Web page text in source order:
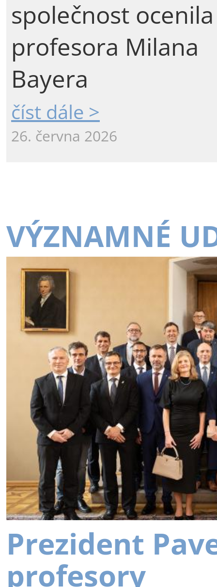
společnost ocenila
profesora Milana
Bayera
číst dále >
26. června 2026
VÝZNAMNÉ
Prezident
profesory